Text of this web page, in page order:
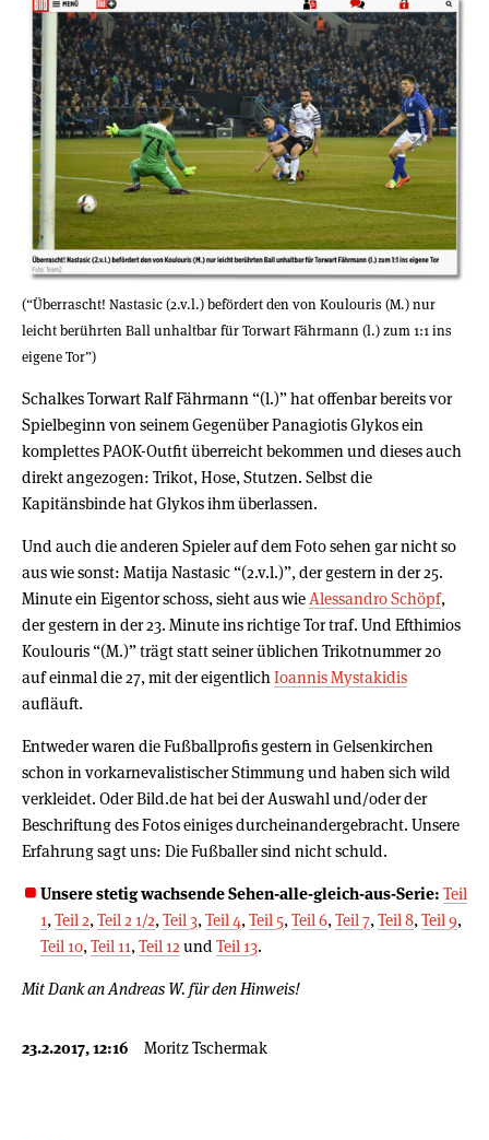
(“Überrascht! Nastasic (2.v.l.) befördert den von Koulouris (M.) nur
leicht berührten Ball unhaltbar für Torwart Fährmann (l.) zum 1:1 ins
eigene Tor”)
Schalkes Torwart Ralf Fährmann “(l.)” hat offenbar bereits vor
Spielbeginn von seinem Gegenüber Panagiotis Glykos ein
komplettes PAOK-Outfit überreicht bekommen und dieses auch
direkt angezogen: Trikot, Hose, Stutzen. Selbst die
Kapitänsbinde hat Glykos ihm überlassen.
Und auch die anderen Spieler auf dem Foto sehen gar nicht so
aus wie sonst: Matija Nastasic “(2.v.l.)”, der gestern in der 25.
Minute ein Eigentor schoss, sieht aus wieAlessandro Schöpf,
der gestern in der 23. Minute ins richtige Tor traf. Und Efthimios
Koulouris “(M.)” trägt statt seiner üblichen Trikotnummer 20
auf einmal die 27, mit der eigentlichIoannis Mystakidis
aufläuft.
Entweder waren die Fußballprofis gestern in Gelsenkirchen
schon in vorkarnevalistischer Stimmung und haben sich wild
verkleidet. Oder Bild.de hat bei der Auswahl und/oder der
Beschriftung des Fotos einiges durcheinandergebracht. Unsere
Erfahrung sagt uns: Die Fußballer sind nicht schuld.
Unsere stetig wachsende Sehen-alle-gleich-aus-Serie: Teil
1,Teil 2,Teil 2 1/2,Teil 3,Teil 4,Teil 5,Teil 6,Teil 7,Teil 8,Teil 9,
Teil 10,Teil 11,Teil 12undTeil 13.
Mit Dank an Andreas W. für den Hinweis!
23.2.2017, 12:16 Moritz Tschermak